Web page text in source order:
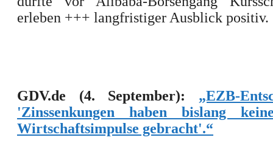
erleben +++ langfristiger Ausblick positiv.
GDV.de (4. September): „EZB-
'Zinssenkungen haben bislang
Wirtschaftsimpulse gebracht'.“